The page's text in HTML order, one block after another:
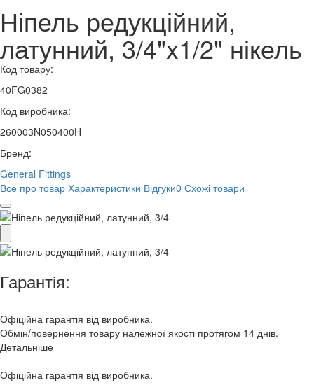
Ніпель редукційний,
латунний, 3/4"x1/2" нікель
Код товару:
40FG0382
Код виробника:
260003N050400H
Бренд:
General Fittings
Все про товар Характеристики Відгуки0 Схожі товари
Гарантія:
Офіційна гарантія від виробника.
Обмін/повернення товару належної якості протягом 14 днів.
Детальніше
Офіційна гарантія від виробника.